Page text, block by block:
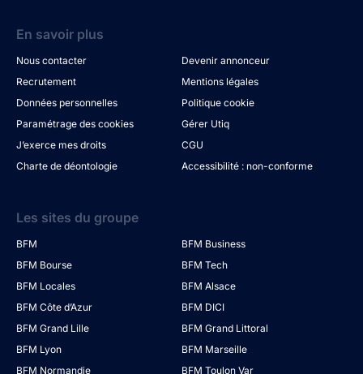
En savoir plus
Nous contacter
Devenir annonceur
Recrutement
Mentions légales
Données personnelles
Politique cookie
Paramétrage des cookies
Gérer Utiq
J’exerce mes droits
CGU
Charte de déontologie
Accessibilité : non-conforme
Les sites du groupe
BFM
BFM Business
BFM Bourse
BFM Tech
BFM Locales
BFM Alsace
BFM Côte d’Azur
BFM DICI
BFM Grand Lille
BFM Grand Littoral
BFM Lyon
BFM Marseille
BFM Normandie
BFM Toulon Var